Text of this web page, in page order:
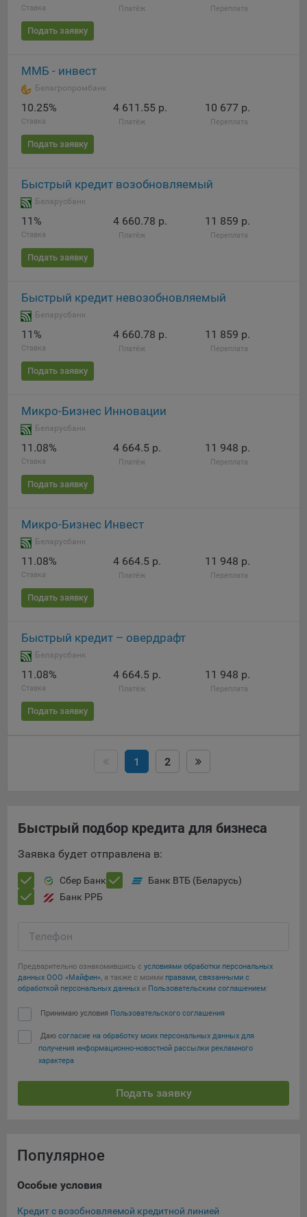
Ставка Платёж Переплата
Подать заявку
ММБ - инвест
Белагропромбанк
10.25%
Ставка
4 611.55 р.
Платёж
10 677 р.
Переплата
Подать заявку
Быстрый кредит возобновляемый
Беларусбанк
11%
Ставка
4 660.78 р.
Платёж
11 859 р.
Переплата
Подать заявку
Быстрый кредит невозобновляемый
Беларусбанк
11%
Ставка
4 660.78 р.
Платёж
11 859 р.
Переплата
Подать заявку
Микро-Бизнес Инновации
Беларусбанк
11.08%
Ставка
4 664.5 р.
Платёж
11 948 р.
Переплата
Подать заявку
Микро-Бизнес Инвест
Беларусбанк
11.08%
Ставка
4 664.5 р.
Платёж
11 948 р.
Переплата
Подать заявку
Быстрый кредит – овердрафт
Беларусбанк
11.08%
Ставка
4 664.5 р.
Платёж
11 948 р.
Переплата
Подать заявку
1 2
Быстрый подбор кредита для бизнеса
Заявка будет отправлена в:
Сбер Банк
Банк ВТБ (Беларусь)
Банк РРБ
Телефон
Предварительно ознакомившись с условиями обработки персональных
данных ООО «Майфин», а также с моими правами, связанными с
обработкой персональных данных и Пользовательским соглашением:
Принимаю условия Пользовательского соглашения
Даю согласие на обработку моих персональных данных для
получения информационно-новостной рассылки рекламного
характера
Подать заявку
Популярное
Особые условия
Кредит с возобновляемой кредитной линией